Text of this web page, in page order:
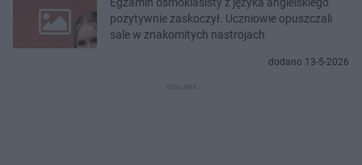
pozytywnie zaskoczył. Uczniowie opuszczali
sale w znakomitych nastrojach
dodano 13-5-2026